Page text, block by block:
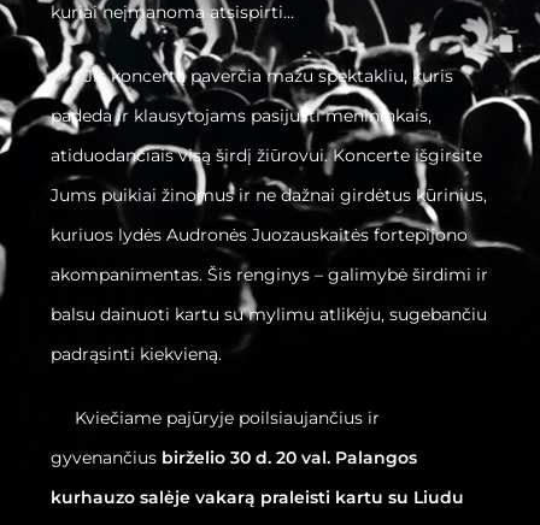
kuriai neįmanoma atsispirti…
Jis koncertą paverčia mažu spektakliu, kuris
padeda ir klausytojams pasijusti menininkais,
atiduodančiais visą širdį žiūrovui. Koncerte išgirsite
Jums puikiai žinomus ir ne dažnai girdėtus kūrinius,
kuriuos lydės Audronės Juozauskaitės fortepijono
akompanimentas. Šis renginys – galimybė širdimi ir
balsu dainuoti kartu su mylimu atlikėju, sugebančiu
padrąsinti kiekvieną.
Kviečiame pajūryje poilsiaujančius ir
gyvenančius birželio30 d. 20 val. Palangos
kurhauzo salėje vakarą praleisti kartu su Liudu